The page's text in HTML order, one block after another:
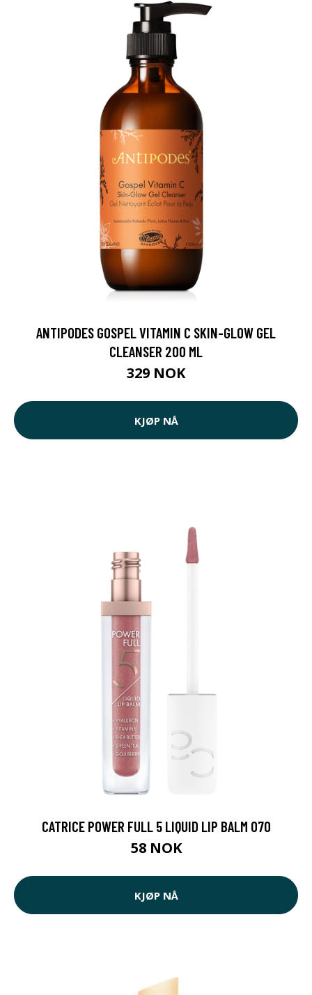
ANTIPODES GOSPEL VITAMIN C SKIN-GLOW GEL
CLEANSER 200 ML
329 NOK
KJØP NÅ
CATRICE POWER FULL 5 LIQUID LIP BALM 070
58 NOK
KJØP NÅ